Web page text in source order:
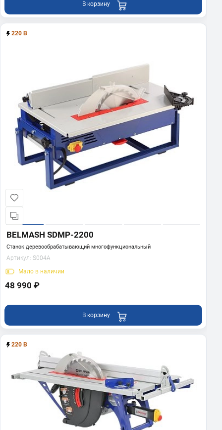
В корзину
220 В
BELMASH SDMP-2200
Станок деревообрабатывающий многофункциональный
Артикул: S004A
Мало в наличии
48 990 ₽
В корзину
220 В